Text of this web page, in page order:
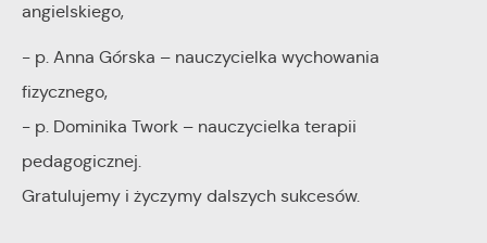
angielskiego,
- p. Anna Górska – nauczycielka wychowania
fizycznego,
- p. Dominika Twork – nauczycielka terapii
pedagogicznej.
Gratulujemy i życzymy dalszych sukcesów.